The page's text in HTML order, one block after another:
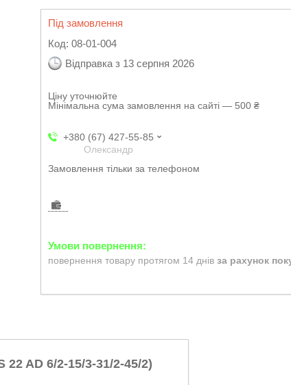
Під замовлення
Код: 08-01-004
Відправка з 13 серпня 2026
Ціну уточнюйте
Мінімальна сума замовлення на сайті — 500 ₴
+380 (67) 427-55-85
Олександр
Замовлення тільки за телефоном
повернення товару протягом 14 днів за рахунок
AD 6/2-15/3-31/2-45/2)